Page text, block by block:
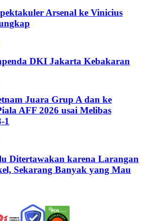
Arsenal ke Vinicius
DKI Jakarta Kebakaran
Juara Grup A dan ke
AFF 2026 usai Melibas
1
Ditertawakan karena Larangan
Sekarang Banyak yang Mau